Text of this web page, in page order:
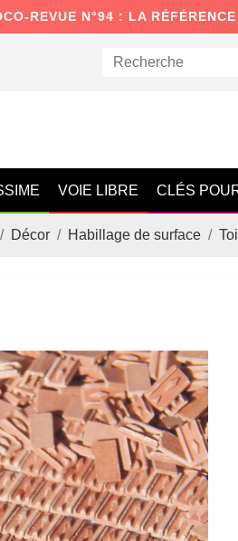
REVUE N°94 : LA
VOIE LIBRE CLÉS
Décor Habillage de surface